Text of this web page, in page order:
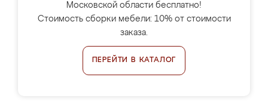
Московской области бесплатно!
Стоимость сборки мебели: 10% от стоимости
заказа.
ПЕРЕЙТИ В КАТАЛОГ